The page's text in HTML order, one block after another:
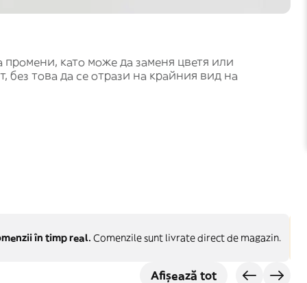
промени, като може да заменя цветя или
без това да се отрази на крайния вид на
în timp real. Comenzile sunt livrate direct de magazin.
Afișează tot